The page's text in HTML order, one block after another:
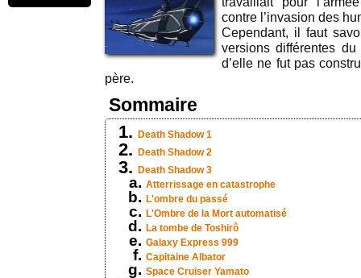
contre l’invasion des
Cependant, il faut
versions différentes du
d’elle ne fut pas
père.
Sommaire
Death Shadow 1
Death Shadow 2
Death Shadow 3
Atterrissage en catastrophe
L'ombre du passé
L'Ombre de la Mort automatisé
La tombe de Toshirô
Galaxy Express 999
Capitaine Albator
Space Cruiser Yamato